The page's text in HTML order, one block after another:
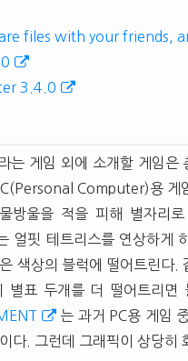
files with your friends,
3.4.0
라는 게임 외에 소개할 게임
Computer)용 게
방울을 적을 피해 별자리
얼핏 테트리스를 연상하게
색상의 블럭에 떨어트린다
별표 두개를 더 떨어트리
는 과거 PC용 게임
다. 그런데 그래픽이 상당